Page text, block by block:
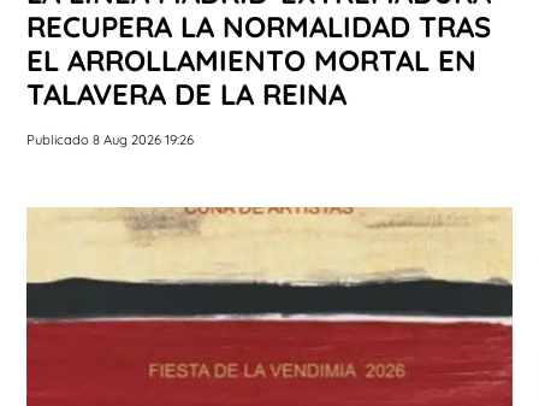
RECUPERA LA NORMALIDAD TRAS
EL ARROLLAMIENTO MORTAL EN
TALAVERA DE LA REINA
Publicado 8 Aug 2026 19:26